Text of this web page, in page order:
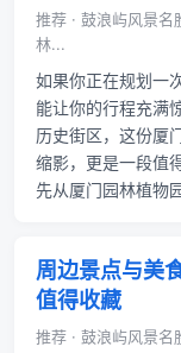
推荐 · 鼓浪屿风景
林...
如果你正在规划一
能让你的行程充满
历史街区，这份厦
缩影，更是一段值
先从厦门园林植物
周边景点与美
值得收藏
推荐 · 鼓浪屿风景